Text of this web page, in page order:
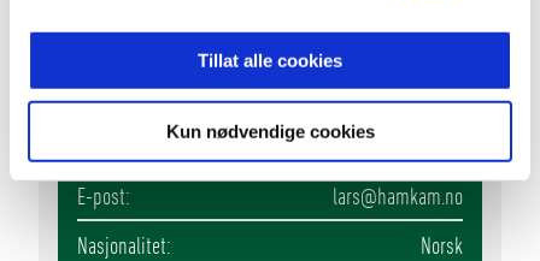
Tillat alle cookies
Kun nødvendige cookies
Lars Brotangen
E-post lars@hamkam.no
Nasjonalitet
Norsk